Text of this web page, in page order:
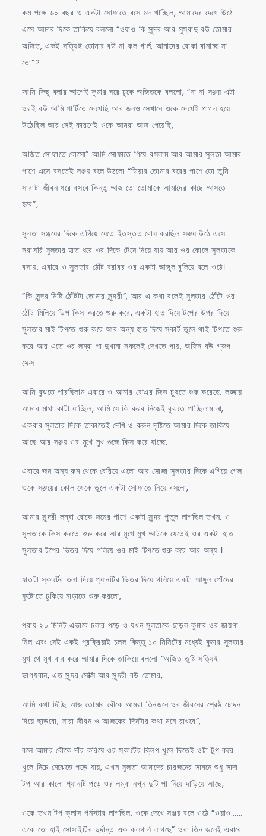
কম পক্ষে ৬০ বছর ও একটা সোফাতে বসে মদ খাচ্ছিল, আমাদের দেখে উঠে
এসে আমার দিকে তাকিয়ে বললো “ওয়াও কি সুন্দর আর সুস্বাদু বউ তোমার
অজিত, একই সত্যিই তোমার বউ না কল গার্ল, আমাদের বোকা বানাচ্ছ না
তো”?
আমি কিছু বলার আগেই কুমার ঘরে ঢুকে অজিতকে বললো, “না না সঞ্জয় এটা
ওরই বউ আমি পার্টিতে দেখেছি আর জনও সেখানে ওকে দেখেই পাগল হয়ে
উঠেছিল আর সেই কারণেই ওকে আমরা আজ পেয়েছি,
অজিত সোফাতে বোসো” আমি সোফাতে গিয়ে বসলাম আর আমার সুলতা আমার
পাশে এসে বসতেই সঞ্জয় বলে উঠলো “ডিয়ার তোমার বরের পাশে তো তুমি
সারাটা জীবন ধরে বসবে কিন্তু আজ তো তোমাকে আমাদের কাছে আসতে
হবে”,
সুলতা সঞ্জয়ের দিকে এগিয়ে যেতে ইতস্তত বোধ করছিল সঞ্জয় উঠে এসে
সরাসরি সুলতার হাত ধরে ওর দিকে টেনে নিয়ে যায় আর ওর কোলে সুলতাকে
বসায়, এবারে ও সুলতার ঠোঁট বরাবর ওর একটা আঙ্গুল বুলিয়ে বলে ওঠে।
“কি সুন্দর মিষ্টি ঠোঁটটা তোমার সুন্দরী”, আর এ কথা বলেই সুলতার ঠোঁটে ওর
ঠোঁট মিলিয়ে ডিপ কিস করতে শুরু করে, একটা হাত দিয়ে টপের উপর দিয়ে
সুলতার মাই টিপতে শুরু করে আর অন্য হাত দিয়ে স্কার্ট তুলে থাই টিপতে শুরু
করে আর এতে ওর লম্বা পা দুখানা সকলেই দেখতে পায়, অফিস বউ গ্রুপ
সেক্স
আমি বুঝতে পারছিলাম এবারে ও আমার বৌএর জিভ চুষতে শুরু করেছে, লজ্জায়
আমার মাথা কাটা যাচ্ছিল, আমি যে কি করব নিজেই বুঝতে পাচ্ছিলাম না,
একবার সুলতার দিকে তাকাতেই দেখি ও করুন দৃষ্টিতে আমার দিকে তাকিয়ে
আছে আর সঞ্জয় ওর মুখে মুখ গুজে কিস করে যাচ্ছে,
এবারে জন অন্য রুম থেকে বেরিয়ে এলো আর সোজা সুলতার দিকে এগিয়ে গেল
ওকে সঞ্জয়ের কোল থেকে তুলে একটা সোফাতে নিয়ে বসলো,
আমার সুন্দরী লম্বা বৌকে জনের পাশে একটা সুন্দর পুতুল লাগছিল তখন, ও
সুলতাকে কিস করতে শুরু করে আর মুখে মুখ আটকে যেতেই ওর একটা হাত
সুলতার টপের ভিতর দিয়ে গলিয়ে ওর মাই টিপতে শুরু করে আর অন্য ।
হাতটা স্কার্টের তলা দিয়ে প্যানটির ভিতর দিয়ে গলিয়ে একটা আঙ্গুল পোঁদের
ফুটোতে ঢুকিয়ে নাড়াতে শুরু করলো,
প্রায় ২০ মিনিট এভাবে চলার পড়ে ও যখন সুলতাকে ছাড়ল কুমার ওর জায়গা
নিল এবং সেই একই প্রক্রিয়াই চলল কিন্তু ১০ মিনিটের মধ্যেই কুমার সুলতার
মুখ থে মুখ বার করে আমার দিকে তাকিয়ে বললো “অজিত তুমি সত্যিই
ভাগ্যবান, এত সুন্দর সেক্সি আর সুন্দরী বউ তোমার,
আমি কথা দিচ্ছি আজ তোমার বৌকে আমরা তিনজনে ওর জীবনের শ্রেষ্ঠ চোদন
দিয়ে ছাড়বো, সারা জীবন ও আজকের দিনটার কথা মনে রাখবে”,
বলে আমার বৌকে দাঁর করিয়ে ওর স্কার্টের ক্লিপ খুলে দিতেই ওটা টুপ করে
খুলে নিচে মেঝেতে পড়ে যায়, এখন সুলতা আমাদের চারজনের সামনে শুধু সাদা
টপ আর কালো প্যানটি পড়ে ওর লম্বা নগ্ন দুটি পা নিয়ে দাড়িয়ে আছে,
ওকে তখন টপ ক্লাস পর্নস্টার লাগছিল, ওকে দেখে সঞ্জয় বলে ওঠে “ওয়াও……
একে তো হাই সোসাইটির দুর্দান্ত এক কলগার্ল লাগছে” ওরা তিন জনেই এবারে